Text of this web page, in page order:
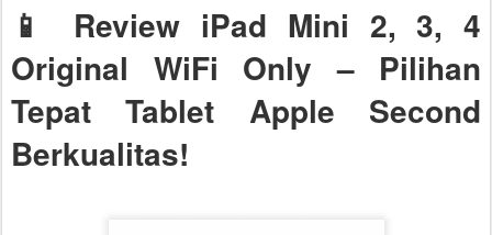
📱 Review iPad Mini 2, 3, 4
Original WiFi Only – Pilihan
Tepat Tablet Apple Second
Berkualitas!